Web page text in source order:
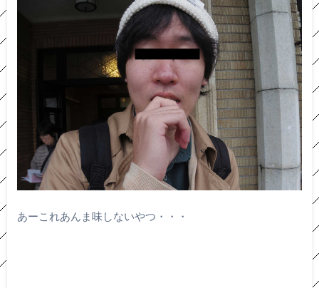
あーこれあんま味しないやつ・・・